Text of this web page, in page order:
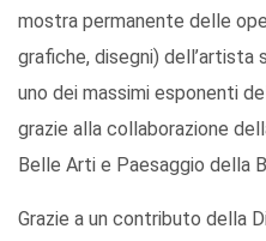
mostra permanente delle
grafiche, disegni)
uno dei massimi esponenti
grazie alla collaborazione
Belle Arti e Paesaggio della
Grazie a un contributo della